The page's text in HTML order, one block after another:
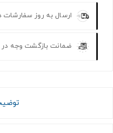
ارسال به روز سفارشات
ضمانت بازگشت وجه